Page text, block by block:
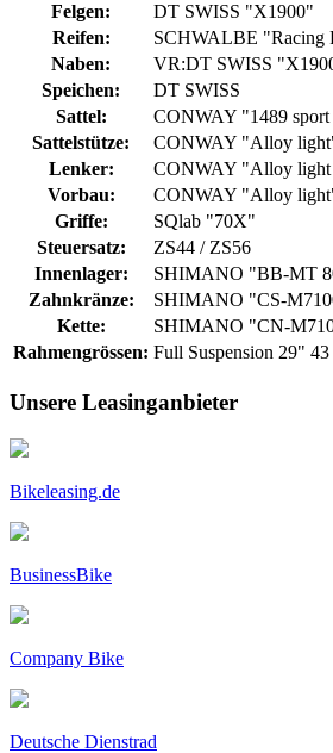
Felgen:
DT SWISS "X1900"
Reifen:
SCHWALBE "Racing
Naben:
VR:DT SWISS
Speichen:
DT SWISS
Sattel:
CONWAY "1489
Sattelstütze:
CONWAY "Alloy
Lenker:
CONWAY "Alloy
Vorbau:
CONWAY "Alloy
Griffe:
SQlab "70X"
Steuersatz:
ZS44 / ZS56
Innenlager:
SHIMANO "BB-MT
Zahnkränze:
SHIMANO "CS-
Kette:
SHIMANO "CN-
Rahmengrössen: Full Suspension 29"
Unsere Leasinganbieter
Bikeleasing.de
BusinessBike
Company Bike
Deutsche Dienstrad